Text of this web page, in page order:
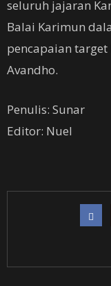
seluruh jajaran
Balai Karimun
pencapaian
Avandho.
Penulis: Sunar
Editor: Nuel